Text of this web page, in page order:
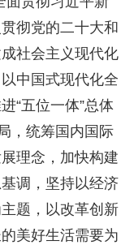
彻党的二十大和
社会主义现代化
中国式现代化全
“五位一体”总体
，统筹国内国际
理念，加快构建
调，坚持以经济
题，以改革创新
美好生活需要为